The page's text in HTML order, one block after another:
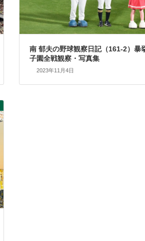
南 郁夫の野球観察日記（161-2）暴
子園全戦観察・写真集
2023年11月4日